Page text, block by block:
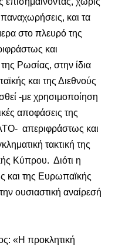
και τα
στο πλευρό της
και
Ρωσίας, στην ίδια
και της Διεθνούς
-με χρησιμοποίηση
αποφάσεις της
απεριφράστως και
τακτική της
Κύπρου. Διότι η
και της Ευρωπαϊκής
ουσιαστική αναίρεσή
«Η προκλητική